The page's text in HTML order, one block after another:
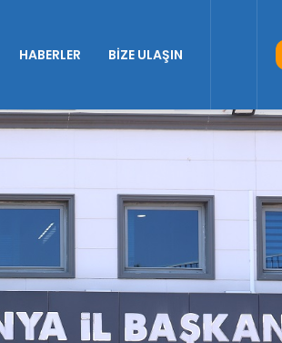
HABERLER BİZE ULAŞIN